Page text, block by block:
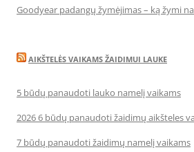
Goodyear padangų žymėjimas – ką žymi
AIKŠTELĖS VAIKAMS ŽAIDIMUI LAUKE
5 būdų panaudoti lauko namelį vaikams
2026 6 būdų panaudoti žaidimų aikšteles
7 būdų panaudoti žaidimų namelį vaikams